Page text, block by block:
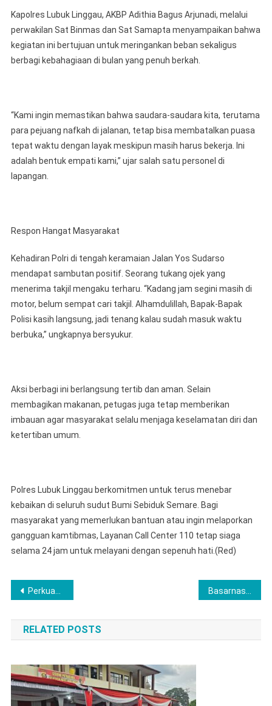
Kapolres Lubuk Linggau, AKBP Adithia Bagus Arjunadi, melalui
perwakilan Sat Binmas dan Sat Samapta menyampaikan bahwa
kegiatan ini bertujuan untuk meringankan beban sekaligus
berbagi kebahagiaan di bulan yang penuh berkah.
“Kami ingin memastikan bahwa saudara-saudara kita, terutama
para pejuang nafkah di jalanan, tetap bisa membatalkan puasa
tepat waktu dengan layak meskipun masih harus bekerja. Ini
adalah bentuk empati kami,” ujar salah satu personel di
lapangan.
Respon Hangat Masyarakat
Kehadiran Polri di tengah keramaian Jalan Yos Sudarso
mendapat sambutan positif. Seorang tukang ojek yang
menerima takjil mengaku terharu. “Kadang jam segini masih di
motor, belum sempat cari takjil. Alhamdulillah, Bapak-Bapak
Polisi kasih langsung, jadi tenang kalau sudah masuk waktu
berbuka,” ungkapnya bersyukur.
Aksi berbagi ini berlangsung tertib dan aman. Selain
membagikan makanan, petugas juga tetap memberikan
imbauan agar masyarakat selalu menjaga keselamatan diri dan
ketertiban umum.
Polres Lubuk Linggau berkomitmen untuk terus menebar
kebaikan di seluruh sudut Bumi Sebiduk Semare. Bagi
masyarakat yang memerlukan bantuan atau ingin melaporkan
gangguan kamtibmas, Layanan Call Center 110 tetap siaga
selama 24 jam untuk melayani dengan sepenuh hati.(Red)
Navigasi
pos
Perkuat Pengamanan Swakarsa Dengan Masyarakat, Sat Binmas Polres Lubuklinggau Sambang Dan Sosialisasi ke Forum Kemitraan Polri
RELATED POSTS